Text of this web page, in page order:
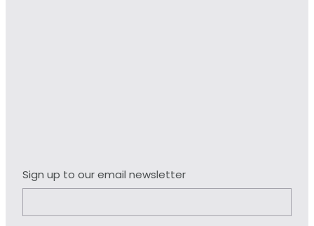
Sign up to our email newsletter